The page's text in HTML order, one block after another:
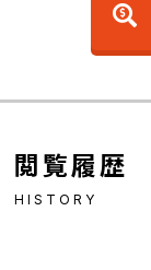
閲覧履歴
HISTORY